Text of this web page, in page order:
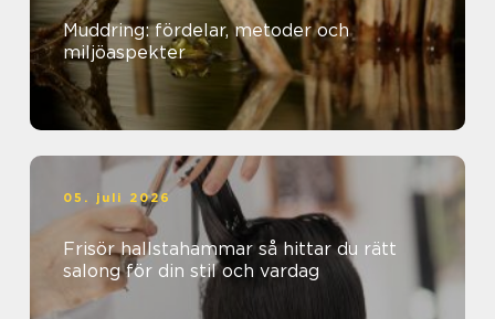
Muddring: fördelar, metoder och
miljöaspekter
05. juli 2026
Frisör hallstahammar så hittar du rätt
salong för din stil och vardag